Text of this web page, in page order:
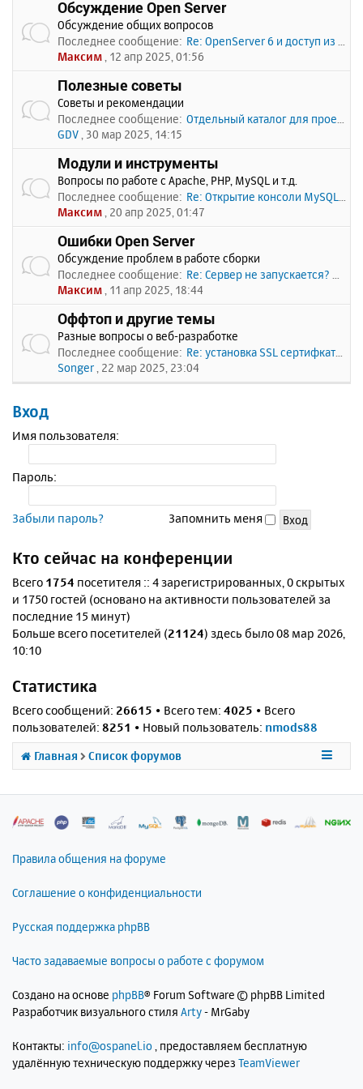
Обсуждение Open Server
Обсуждение общих вопросов
Последнее сообщение: Re: OpenServer 6 и доступ из …
Максим , 12 апр 2025, 01:56
Полезные советы
Советы и рекомендации
Последнее сообщение: Отдельный каталог для проекто…
GDV , 30 мар 2025, 14:15
Модули и инструменты
Вопросы по работе с Apache, PHP, MySQL и т.д.
Последнее сообщение: Re: Открытие консоли MySQL по…
Максим , 20 апр 2025, 01:47
Ошибки Open Server
Обсуждение проблем в работе сборки
Последнее сообщение: Re: Сервер не запускается? Пи…
Максим , 11 апр 2025, 18:44
Оффтоп и другие темы
Разные вопросы о веб-разработке
Последнее сообщение: Re: установка SSL сертифката
Songer , 22 мар 2025, 23:04
Вход
Имя пользователя:
Пароль:
Забыли пароль? Запомнить меня
Кто сейчас на конференции
Всего 1754 посетителя :: 4 зарегистрированных, 0 скрытых
и 1750 гостей (основано на активности пользователей за
последние 15 минут)
Больше всего посетителей (21124) здесь было 08 мар 2026,
10:10
Статистика
Всего сообщений: 26615 • Всего тем: 4025 • Всего
пользователей: 8251 • Новый пользователь: nmods88
Главная Список форумов
Правила общения на форуме
Соглашение о конфиденциальности
Русская поддержка phpBB
Часто задаваемые вопросы о работе с форумом
Создано на основе phpBB® Forum Software © phpBB Limited
Разработчик визуального стиля Arty- MrGaby
Контакты: info@ospanel.io , предоставляем бесплатную
удалённую техническую поддержку через TeamViewer